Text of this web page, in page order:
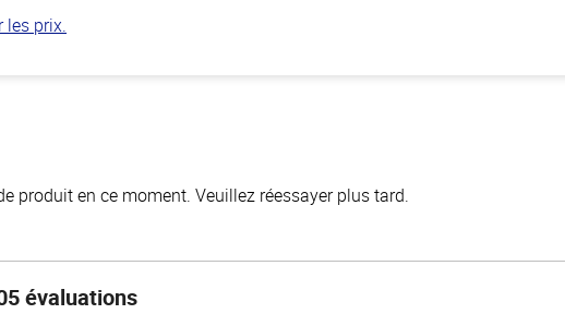
les prix.
produit en ce moment. Veuillez réessayer plus tard.
évaluations